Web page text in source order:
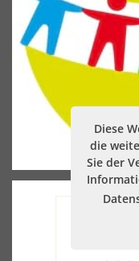
Diese
die
Sie der